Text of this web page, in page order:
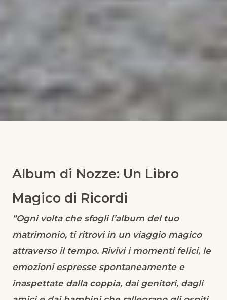
Ricordi
Album di Nozze: Un Libro
Magico di Ricordi
“Ogni volta che sfogli l’album del tuo
matrimonio, ti ritrovi in un viaggio magico
attraverso il tempo. Rivivi i momenti felici, le
emozioni espresse spontaneamente e
inaspettate dalla coppia, dai genitori, dagli